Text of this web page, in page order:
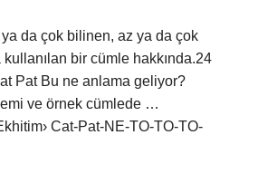
ya da çok bilinen, az ya da çok
bir cümle hakkında.24
Pat Bu ne anlama geliyor?
ve örnek cümlede …
Cat-Pat-NE-TO-TO-TO-